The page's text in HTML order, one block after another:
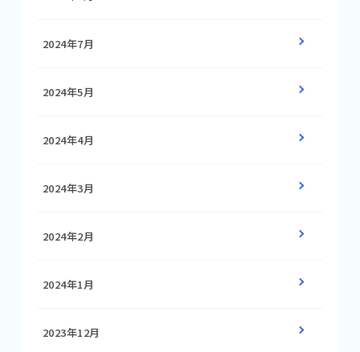
2024年7月
2024年5月
2024年4月
2024年3月
2024年2月
2024年1月
2023年12月